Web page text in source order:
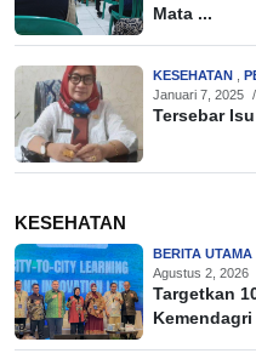
Mata ...
KESEHATAN ,
Januari 7, 2025 /
Tersebar
KESEHATAN
BERITA UTAMA
Agustus 2, 2026
Targetkan